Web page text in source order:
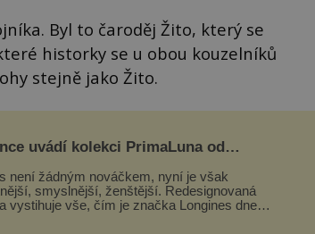
Byl to čaroděj Žito, který se
historky se u obou kouzelníků
stejně jako Žito.
uvádí kolekci PrimaLuna od
není žádným nováčkem, nyní je však
smyslnější, ženštější. Redesignovaná
vystihuje vše, čím je značka Longines dnes